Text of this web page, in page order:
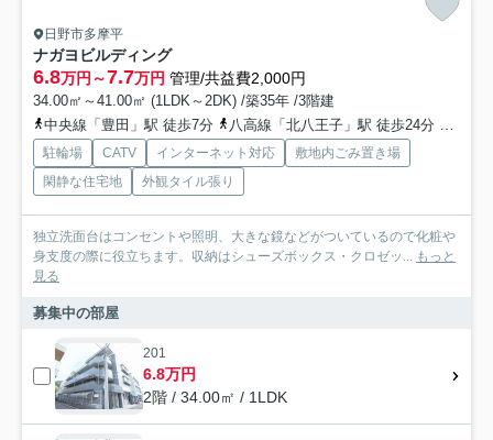
日野市多摩平
ナガヨビルディング
6.8万円～7.7万円 管理/共益費2,000円
34.00㎡～41.00㎡ (1LDK～2DK) /築35年 /3階建
中央線「豊田」駅 徒歩7分
八高線「北八王子」駅 徒歩24分 京王
駐輪場 CATV インターネット対応
敷地内ごみ置き場
閑静な住宅地
外観タイル張り
独立洗面台はコンセントや照明、大きな鏡などがついているので化粧や
身支度の際に役立ちます。収納はシューズボックス・クロゼッ... もっと
見る
募集中の部屋
201
6.8万円
2階 / 34.00㎡ / 1LDK